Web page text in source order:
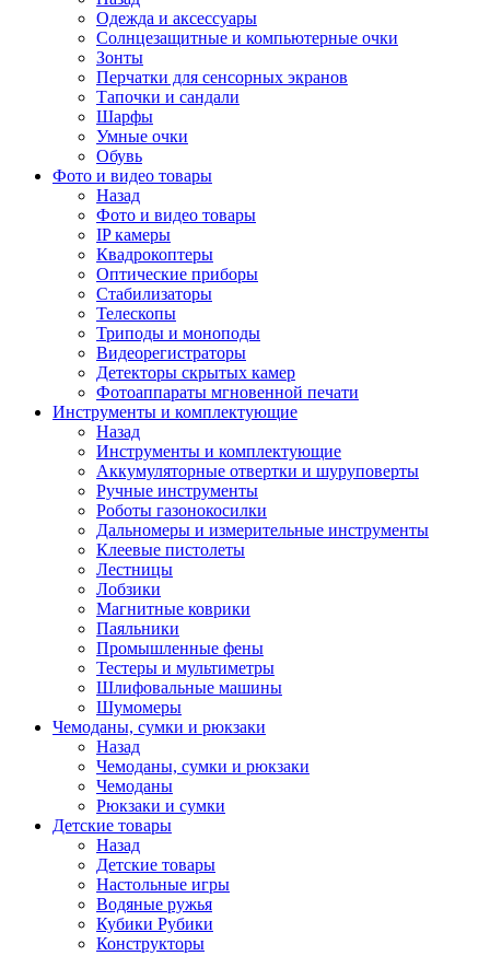
Одежда и аксессуары
Солнцезащитные и компьютерные очки
Зонты
Перчатки для сенсорных экранов
Тапочки и сандали
Шарфы
Умные очки
Обувь
Фото и видео товары
Назад
Фото и видео товары
IP камеры
Квадрокоптеры
Оптические приборы
Стабилизаторы
Телескопы
Триподы и моноподы
Видеорегистраторы
Детекторы скрытых камер
Фотоаппараты мгновенной печати
Инструменты и комплектующие
Назад
Инструменты и комплектующие
Аккумуляторные отвертки и шуруповерты
Ручные инструменты
Роботы газонокосилки
Дальномеры и измерительные инструменты
Клеевые пистолеты
Лестницы
Лобзики
Магнитные коврики
Паяльники
Промышленные фены
Тестеры и мультиметры
Шлифовальные машины
Шумомеры
Чемоданы, сумки и рюкзаки
Назад
Чемоданы, сумки и рюкзаки
Чемоданы
Рюкзаки и сумки
Детские товары
Назад
Детские товары
Настольные игры
Водяные ружья
Кубики Рубики
Конструкторы